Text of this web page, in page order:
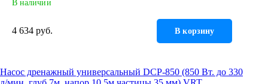
В наличии
4 634 руб. В корзину
Насос дренажный универсальный DСP-850 (850 Вт. до 330